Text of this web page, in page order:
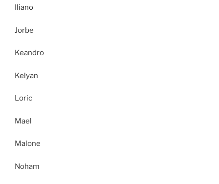
Iliano
Jorbe
Keandro
Kelyan
Loric
Mael
Malone
Noham